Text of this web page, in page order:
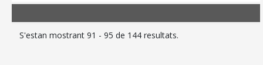
S'estan mostrant 91 - 95 de 144 resultats.